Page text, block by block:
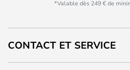
*Valable dès 249 € de
CONTACT ET SERVICE